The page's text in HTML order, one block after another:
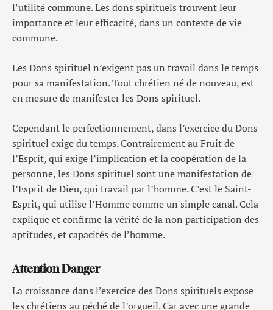
l’utilité commune. Les dons spirituels trouvent leur
importance et leur efficacité, dans un contexte de vie
commune.
Les Dons spirituel n’exigent pas un travail dans le temps
pour sa manifestation. Tout chrétien né de nouveau, est
en mesure de manifester les Dons spirituel.
Cependant le perfectionnement, dans l’exercice du Dons
spirituel exige du temps. Contrairement au Fruit de
l’Esprit, qui exige l’implication et la coopération de la
personne, les Dons spirituel sont une manifestation de
l’Esprit de Dieu, qui travail par l’homme. C’est le Saint-
Esprit, qui utilise l’Homme comme un simple canal. Cela
explique et confirme la vérité de la non participation des
aptitudes, et capacités de l’homme.
Attention Danger
La croissance dans l’exercice des Dons spirituels expose
les chrétiens au péché de l’orgueil. Car avec une grande